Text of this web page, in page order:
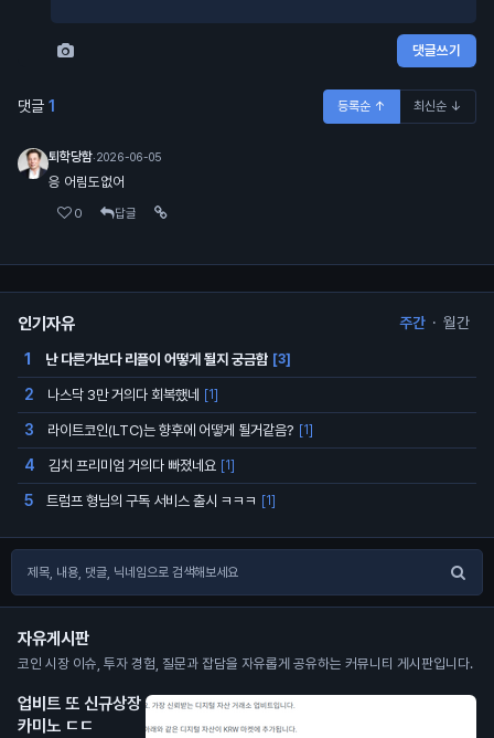
댓글쓰기
댓글 1 등록순 ↑ 최신순 ↓
퇴학당함·2026-06-05
응 어림도없어
0 답글
인기자유 주간 · 월간
1 난 다른거보다 리플이 어떻게 될지 궁금함 [3]
2 나스닥 3만 거의다 회복했네 [1]
3 라이트코인(LTC)는 향후에 어떻게 될거같음? [1]
4 김치 프리미엄 거의다 빠졌네요 [1]
5 트럼프 형님의 구독 서비스 출시 ㅋㅋㅋ [1]
자유게시판
코인 시장 이슈, 투자 경험, 질문과 잡담을 자유롭게 공유하는 커뮤니티 게시판입니다.
업비트 또 신규상장
카미노 ㄷㄷ